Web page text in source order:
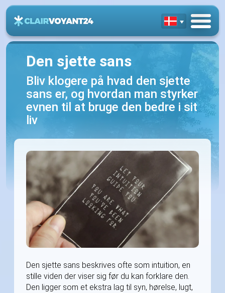
Den sjette sans
Bliv klogere på hvad den sjette
sans er, og hvordan man styrker
evnen til at bruge den bedre i sit
liv
Den sjette sans beskrives ofte som intuition, en
stille viden der viser sig før du kan forklare den.
Den ligger som et ekstra lag til syn, hørelse, lugt,